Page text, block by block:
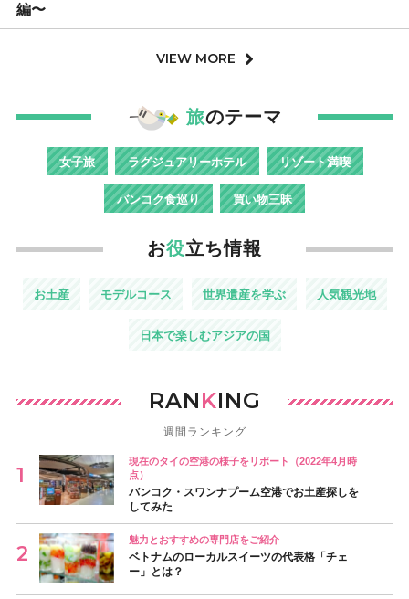
編〜
VIEW MORE
旅のテーマ
女子旅 ラグジュアリーホテル リゾート満喫
バンコク食巡り 買い物三昧
お役立ち情報
お土産 モデルコース 世界遺産を学ぶ 人気観光地
日本で楽しむアジアの国
RANKING
週間ランキング
現在のタイの空港の様子をリポート（2022年4月時
点）
バンコク・スワンナプーム空港でお土産探しを
してみた
魅力とおすすめの専門店をご紹介
ベトナムのローカルスイーツの代表格「チェ
ー」とは？